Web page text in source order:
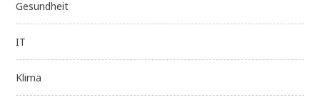
Gesundheit
IT
Klima